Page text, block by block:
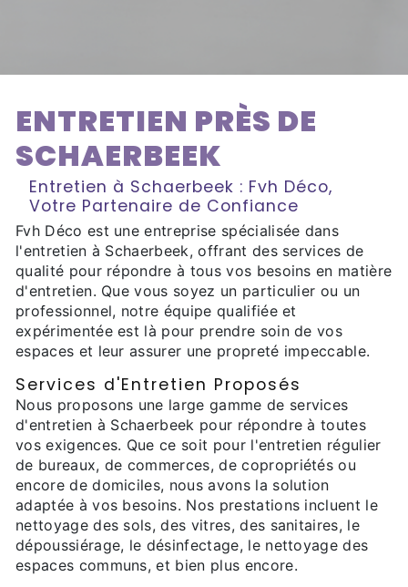
ENTRETIEN PRÈS DE
SCHAERBEEK
Entretien à Schaerbeek : Fvh Déco,
Votre Partenaire de Confiance
Fvh Déco est une entreprise spécialisée dans
l'entretien à Schaerbeek, offrant des services de
qualité pour répondre à tous vos besoins en matière
d'entretien. Que vous soyez un particulier ou un
professionnel, notre équipe qualifiée et
expérimentée est là pour prendre soin de vos
espaces et leur assurer une propreté impeccable.
Services d'Entretien Proposés
Nous proposons une large gamme de services
d'entretien à Schaerbeek pour répondre à toutes
vos exigences. Que ce soit pour l'entretien régulier
de bureaux, de commerces, de copropriétés ou
encore de domiciles, nous avons la solution
adaptée à vos besoins. Nos prestations incluent le
nettoyage des sols, des vitres, des sanitaires, le
dépoussiérage, le désinfectage, le nettoyage des
espaces communs, et bien plus encore.